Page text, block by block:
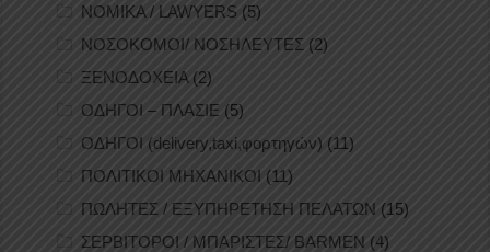
ΝΟΜΙΚΑ / LAWYERS (5)
ΝΟΣΟΚΟΜΟΙ/ ΝΟΣΗΛΕΥΤΕΣ (2)
ΞΕΝΟΔΟΧΕΙΑ(2)
ΟΔΗΓΟΙ – ΠΛΑΣΙΕ (5)
ΟΔΗΓΟΙ (delivery,taxi,φορτηγών) (11)
ΠΟΛΙΤΙΚΟΙ ΜΗΧΑΝΙΚΟΙ (11)
ΠΩΛΗΤΕΣ / ΕΞΥΠΗΡΕΤΗΣΗ ΠΕΛΑΤΩΝ (15)
ΣΕΡΒΙΤΟΡΟΙ / ΜΠΑΡΙΣΤΕΣ/ BARMEN (4)